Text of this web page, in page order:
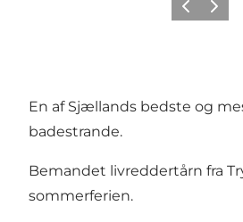
ForrigeNæste
En af Sjællands bedste og
badestrande.
Bemandet livreddertårn fra
sommerferien.